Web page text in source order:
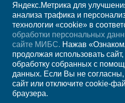
+7 (4752)
ежедн.
Регион
прием
Яндекс.Метрика для
анализа трафика и
технологии «cookie» в
обработки персональных
сайте МИБС. Нажав
продолжая использовать
обработку собранных с
данных. Если Вы не согласны,
сайт или отключите cookie-
браузера.